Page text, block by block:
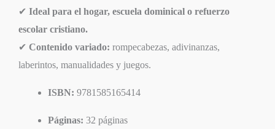
✔ Ideal para el hogar, escuela dominical o refuerzo
escolar cristiano.
✔ Contenido variado: rompecabezas, adivinanzas,
laberintos, manualidades y juegos.
ISBN: 9781585165414
Páginas: 32 páginas